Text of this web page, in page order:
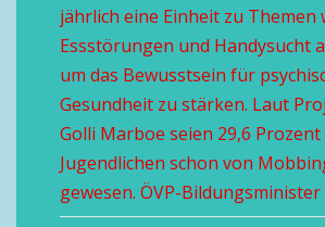
jährlich eine Einheit zu Themen
Essstörungen und Handysucht
um das Bewusstsein für
Gesundheit zu stärken. Laut
Golli Marboe seien 29,6
Jugendlichen schon von
gewesen. ÖVP-